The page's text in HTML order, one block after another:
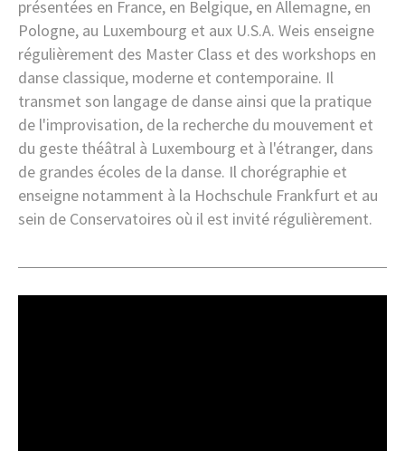
présentées en France, en Belgique, en Allemagne, en
Pologne, au Luxembourg et aux U.S.A. Weis enseigne
régulièrement des Master Class et des workshops en
danse classique, moderne et contemporaine. Il
transmet son langage de danse ainsi que la pratique
de l'improvisation, de la recherche du mouvement et
du geste théâtral à Luxembourg et à l'étranger, dans
de grandes écoles de la danse. Il chorégraphie et
enseigne notamment à la Hochschule Frankfurt et au
sein de Conservatoires où il est invité régulièrement.